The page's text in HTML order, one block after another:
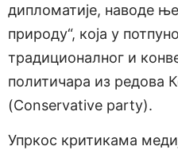
дипломатије, наводе
природу“, која у
традиционалног и
политичара из редова
(Conservative party).
Упркос критикама